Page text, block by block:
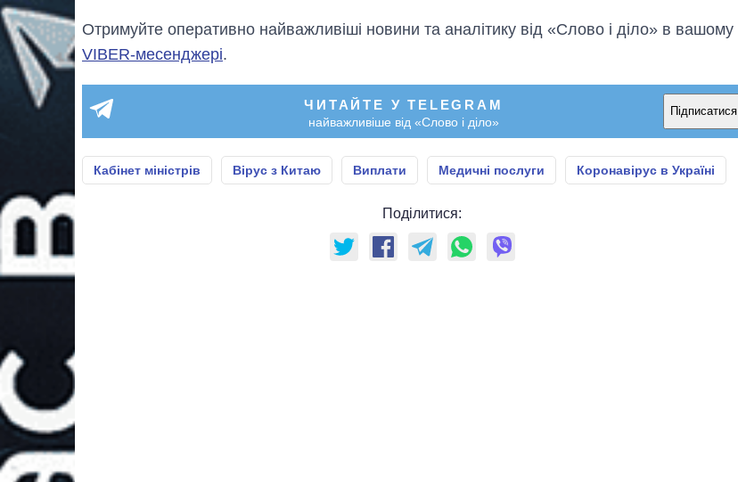
Отримуйте оперативно найважливіші новини та аналітику від «Слово і діло» в вашому
VIBER-месенджері.
ЧИТАЙТЕ У TELEGRAM
найважливіше від «Слово і діло»
Підписатися
Кабінет міністрів Вірус з Китаю Виплати Медичні послуги Коронавірус в Україні
Поділитися: